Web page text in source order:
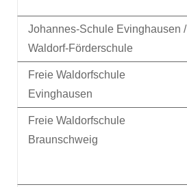
Johannes-Schule Evinghausen /
Waldorf-Förderschule
Freie Waldorfschule
Evinghausen
Freie Waldorfschule
Braunschweig